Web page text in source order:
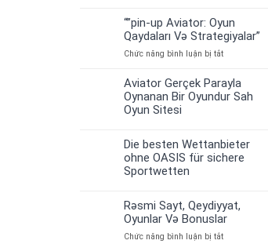
Aviator:
Oyun
Qaydaları
Strategiyalar”
“”pin-up Aviator: Oyun
Qaydaları Və Strategiyalar”
Chức năng bình luận bị tắtở
Aviator:
Oyun
Strategiyalar”
Aviator Gerçek Parayla
Oynanan Bir Oyundur Sah
Oyun Sitesi
Die besten Wettanbieter
ohne OASIS für sichere
Sportwetten
Rəsmi Sayt, Qeydiyyat,
Oyunlar Və Bonuslar
Chức năng bình luận bị tắtở